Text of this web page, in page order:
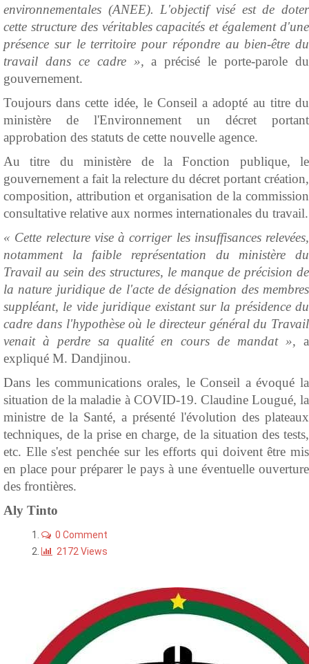
environnementales (ANEE). L'objectif visé est de doter
cette structure des véritables capacités et également d'une
présence sur le territoire pour répondre au bien-être du
travail dans ce cadre », a précisé le porte-parole du
gouvernement.
Toujours dans cette idée, le Conseil a adopté au titre du
ministère de l'Environnement un décret portant
approbation des statuts de cette nouvelle agence.
Au titre du ministère de la Fonction publique, le
gouvernement a fait la relecture du décret portant création,
composition, attribution et organisation de la commission
consultative relative aux normes internationales du travail.
« Cette relecture vise à corriger les insuffisances relevées,
notamment la faible représentation du ministère du
Travail au sein des structures, le manque de précision de
la nature juridique de l'acte de désignation des membres
suppléant, le vide juridique existant sur la présidence du
cadre dans l'hypothèse où le directeur général du Travail
venait à perdre sa qualité en cours de mandat », a
expliqué M. Dandjinou.
Dans les communications orales, le Conseil a évoqué la
situation de la maladie à COVID-19. Claudine Lougué, la
ministre de la Santé, a présenté l'évolution des plateaux
techniques, de la prise en charge, de la situation des tests,
etc. Elle s'est penchée sur les efforts qui doivent être mis
en place pour préparer le pays à une éventuelle ouverture
des frontières.
Aly Tinto
0 Comment
2172 Views